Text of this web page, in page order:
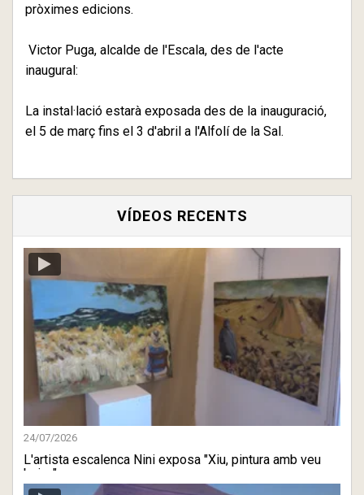
pròximes edicions.
Victor Puga, alcalde de l'Escala, des de l'acte
inaugural:
La instal·lació estarà exposada des de la inauguració,
el 5 de març fins el 3 d'abril a l'Alfolí de la Sal.
VÍDEOS RECENTS
24/07/2026
L'artista escalenca Nini exposa "Xiu, pintura amb veu
baixa" a ...